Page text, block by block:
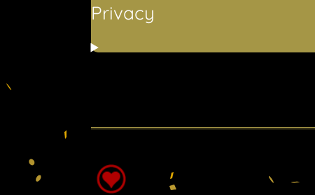
Privacy